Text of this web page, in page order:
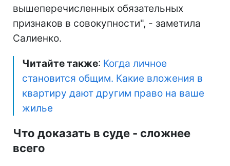
вышеперечисленных обязательных
признаков в совокупности", - заметила
Салиенко.
Читайте также: Когда личное
становится общим. Какие вложения в
квартиру дают другим право на ваше
жилье
Что доказать в суде - сложнее
всего